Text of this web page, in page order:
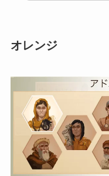
オレンジ